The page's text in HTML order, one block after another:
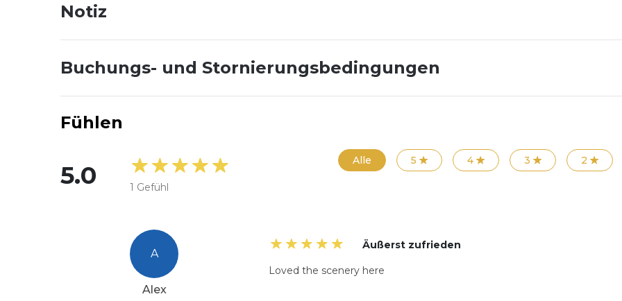
Notiz
Buchungs- und Stornierungsbedingungen
Fühlen
5.0 1 Gefühl
Alle 5 4 3 2
A
Alex
Äußerst zufrieden
Loved the scenery here